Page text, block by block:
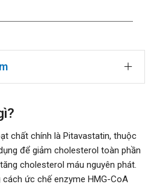
chất chính là Pitavastatin, thuộc
để giảm cholesterol toàn phần
cholesterol máu nguyên phát.
ức chế enzyme HMG-CoA